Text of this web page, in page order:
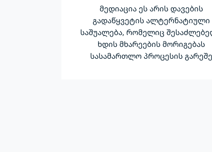
მედიაცია ეს არის დავების
გადაწყვეტის ალტერნატიული
საშუალება, რომელიც
ხდის მხარეების მორიგებას
სასამართლო პროცესის გარეშე